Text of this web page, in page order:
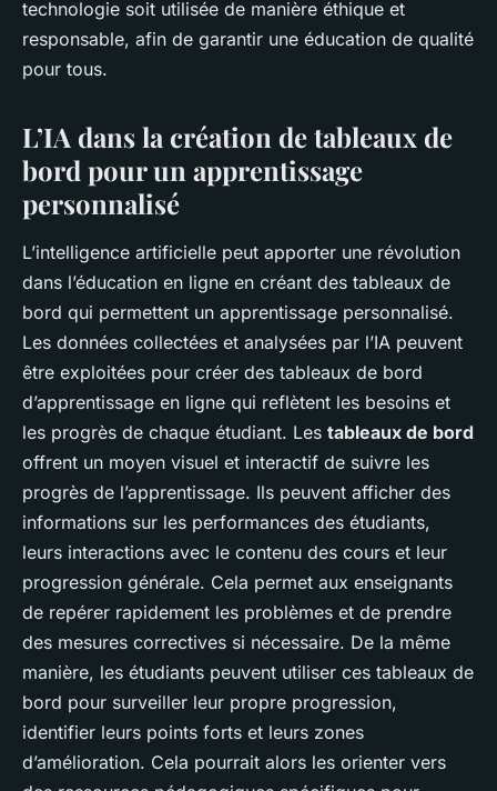
technologie soit utilisée de manière éthique et
responsable, afin de garantir une éducation de qualité
pour tous.
L’IA dans la création de tableaux de
bord pour un apprentissage
personnalisé
L’intelligence artificielle peut apporter une révolution
dans l’éducation en ligne en créant des tableaux de
bord qui permettent un apprentissage personnalisé.
Les données collectées et analysées par l’IA peuvent
être exploitées pour créer des tableaux de bord
d’apprentissage en ligne qui reflètent les besoins et
les progrès de chaque étudiant. Les tableaux de bord
offrent un moyen visuel et interactif de suivre les
progrès de l’apprentissage. Ils peuvent afficher des
informations sur les performances des étudiants,
leurs interactions avec le contenu des cours et leur
progression générale. Cela permet aux enseignants
de repérer rapidement les problèmes et de prendre
des mesures correctives si nécessaire. De la même
manière, les étudiants peuvent utiliser ces tableaux de
bord pour surveiller leur propre progression,
identifier leurs points forts et leurs zones
d’amélioration. Cela pourrait alors les orienter vers